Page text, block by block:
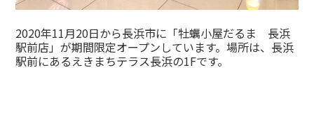
2020年11月20日から長浜市に「牡蠣小屋だるま 長浜
駅前店」が期間限定オープンしています。場所は、長浜
駅前にあるえきまちテラス長浜の1Fです。